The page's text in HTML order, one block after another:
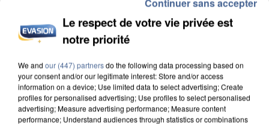
UN SECOND CADRE DE LA DZ MAFIA
INTERPELLÉ EN ALGÉRIE
Le respect de votre vie privée est
notre priorité
We and our (447) partnersdo the following data processing based on
your consent and/or our legitimate interest: Store and/or access
information on a device; Use limited data to select advertising; Create
profiles for personalised advertising; Use profiles to select personalised
advertising; Measure advertising performance; Measure content
performance; Understand audiences through statistics or combinations